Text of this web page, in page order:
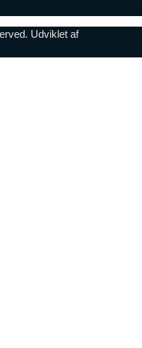
Udviklet af